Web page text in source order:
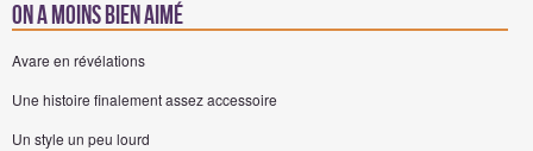
On a moins bien aimé
Avare en révélations
Une histoire finalement assez accessoire
Un style un peu lourd